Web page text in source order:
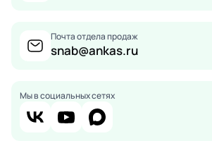
Почта отдела продаж
snab@ankas.ru
Мы в социальных сетях